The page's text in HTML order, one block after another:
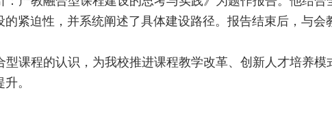
紧迫性，并系统阐述了具体建设路径。报告结束后，与会
课程的认识，为我校推进课程教学改革、创新人才培养模
。